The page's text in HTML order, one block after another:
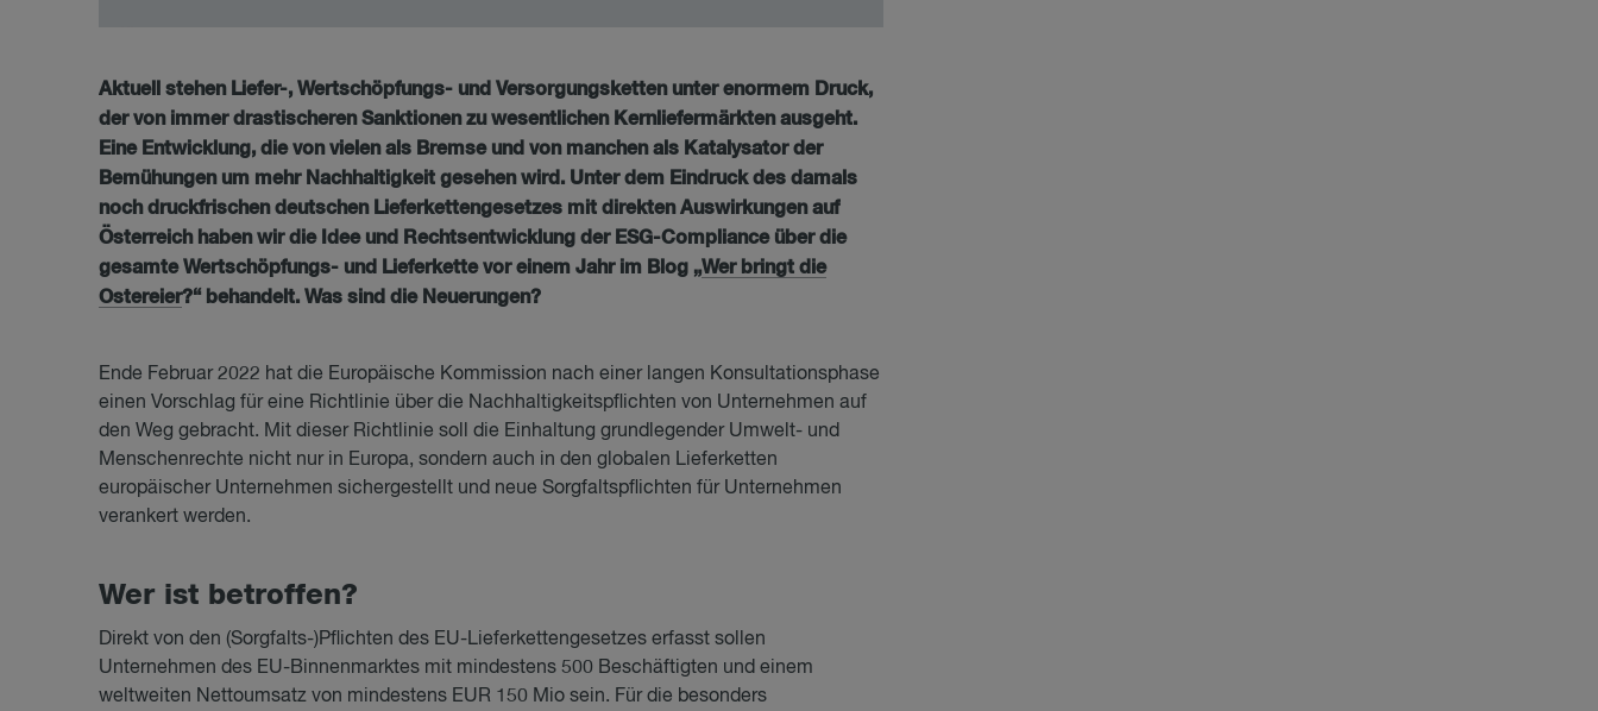
Aktuell stehen Liefer-, Wertschöpfungs- und Versorgungsketten unter enormem Druck,
der von immer drastischeren Sanktionen zu wesentlichen Kernliefermärkten ausgeht.
Eine Entwicklung, die von vielen als Bremse und von manchen als Katalysator der
Bemühungen um mehr Nachhaltigkeit gesehen wird. Unter dem Eindruck des damals
noch druckfrischen deutschen Lieferkettengesetzes mit direkten Auswirkungen auf
Österreich haben wir die Idee und Rechtsentwicklung der ESG-Compliance über die
gesamte Wertschöpfungs- und Lieferkette vor einem Jahr im Blog „Wer bringt die
Ostereier?“ behandelt. Was sind die Neuerungen?
Ende Februar 2022 hat die Europäische Kommission nach einer langen Konsultationsphase
einen Vorschlag für eine Richtlinie über die Nachhaltigkeitspflichten von Unternehmen auf
den Weg gebracht. Mit dieser Richtlinie soll die Einhaltung grundlegender Umwelt- und
Menschenrechte nicht nur in Europa, sondern auch in den globalen Lieferketten
europäischer Unternehmen sichergestellt und neue Sorgfaltspflichten für Unternehmen
verankert werden.
Wer ist be­trof­fen?
Direkt von den (Sorgfalts-)Pflichten des EU-Lieferkettengesetzes erfasst sollen
Unternehmen des EU-Binnenmarktes mit mindestens 500 Beschäftigten und einem
weltweiten Nettoumsatz von mindestens EUR 150 Mio sein. Für die besonders